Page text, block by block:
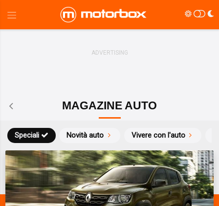
MAGAZINE AUTO
Novità auto Vivere con l'auto
Speciali